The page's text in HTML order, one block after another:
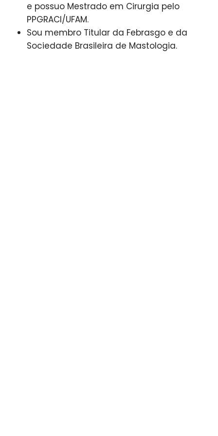
e possuo Mestrado em Cirurgia pelo
PPGRACI/UFAM.
Sou membro Titular da Febrasgo e da
Sociedade Brasileira de Mastologia.